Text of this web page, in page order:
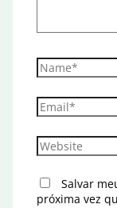
Name*
Email*
Website
Salvar
próxima vez